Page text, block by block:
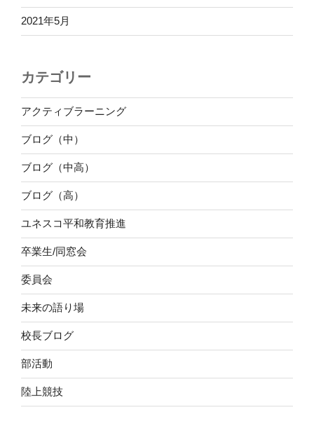
2021年5月
カテゴリー
アクティブラーニング
ブログ（中）
ブログ（中高）
ブログ（高）
ユネスコ平和教育推進
卒業生/同窓会
委員会
未来の語り場
校長ブログ
部活動
陸上競技